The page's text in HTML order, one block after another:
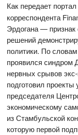
Как передает
корреспондента
Эрдогана — признак
решений
политики. По
проявился синдром
нервных срывов
подготовил
председателя
экономическому
из Стамбульской
которую первой